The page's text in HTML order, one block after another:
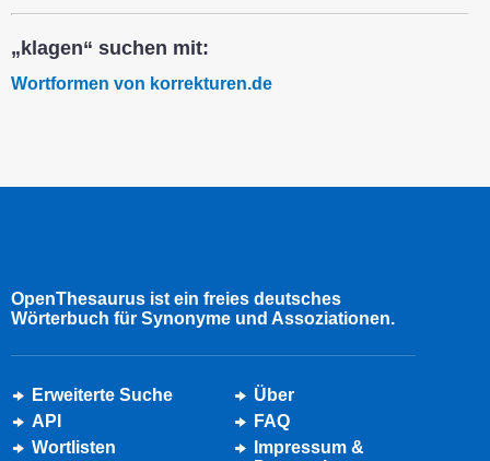
„klagen“ suchen mit:
Wortformen von korrekturen.de
OpenThesaurus ist ein freies deutsches
Wörterbuch für Synonyme und Assoziationen.
Erweiterte Suche
API
Wortlisten
Über
FAQ
Impressum &